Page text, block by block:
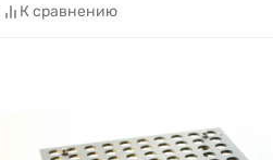
К сравнению